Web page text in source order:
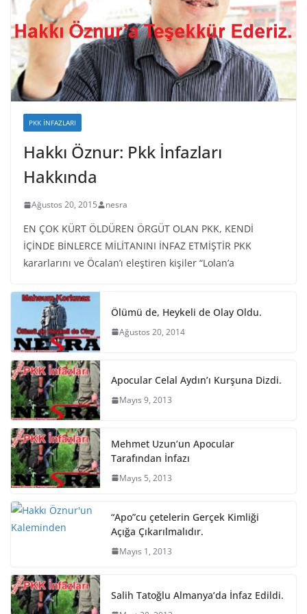
PKK İNFAZLARI
Hakkı Öznur: Pkk İnfazları
Hakkında
Ağustos 20, 2015 nesra
EN ÇOK KÜRT ÖLDÜREN ÖRGÜT OLAN PKK, KENDİ
İÇİNDE BİNLERCE MİLİTANINI İNFAZ ETMİŞTİR PKK
kararlarını ve Öcalan’ı eleştiren kişiler “Lolan’a
Ölümü de, Heykeli de Olay Oldu.
Ağustos 20, 2014
Apocular Celal Aydın’ı Kurşuna Dizdi.
Mayıs 9, 2013
Mehmet Uzun’un Apocular
Tarafından İnfazı
Mayıs 5, 2013
“Apo”cu çetelerin Gerçek Kimliği
Açığa Çıkarılmalıdır.
Mayıs 1, 2013
Salih Tatoğlu Almanya’da İnfaz Edildi.